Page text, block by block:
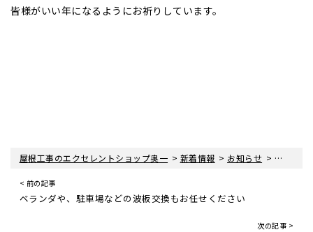
皆様がいい年になるようにお祈りしています。
屋根工事のエクセレントショップ奥一 > 新着情報 > お知らせ > 年末年始
< 前の記事
ベランダや、駐車場などの波板交換もお任せください
次の記事 >